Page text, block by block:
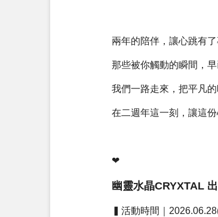
兩年的陪伴，讓心跳有了
那些被你觸動的瞬間，
我們一路走來，把平凡
在二週年這一刻，讓這
❤
幽靈水晶CRYXTAL
▍活動時間｜